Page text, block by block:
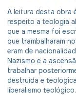
A leitura desta obra
respeito a teologia
que a mesma foi
que trambalharam
eram de
Nazismo e a
trabalhar
destruída e
liberalismo teológico.